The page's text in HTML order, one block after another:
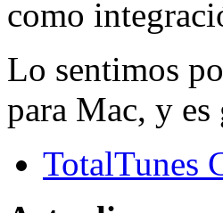
como
Lo sentimos
para Mac, y
TotalTunes